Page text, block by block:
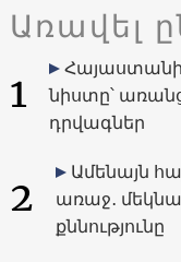
Առավել
1
նիստը՝
դրվագներ
2
Ամենայն
առաջ․
քննությունը